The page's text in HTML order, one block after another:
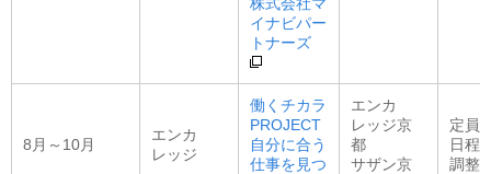
イナビパー
トナーズ
8月～10月
エンカ
レッジ
働くチカラ
PROJECT
自分に合う
仕事を見つ
エンカ
レッジ京
都
サザン京
定員
日程
調整